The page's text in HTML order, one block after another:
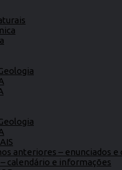
anteriores – enunciados
calendário e informações